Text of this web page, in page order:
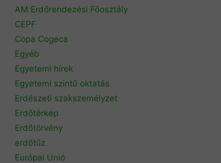
AM Erdőrendezési Főosztály
CEPF
Copa Cogeca
Egyéb
Egyetemi hírek
Egyetemi szintű oktatás
Erdészeti szakszemélyzet
Erdőtérkép
Erdőtörvény
erdőtűz
Európai Unió